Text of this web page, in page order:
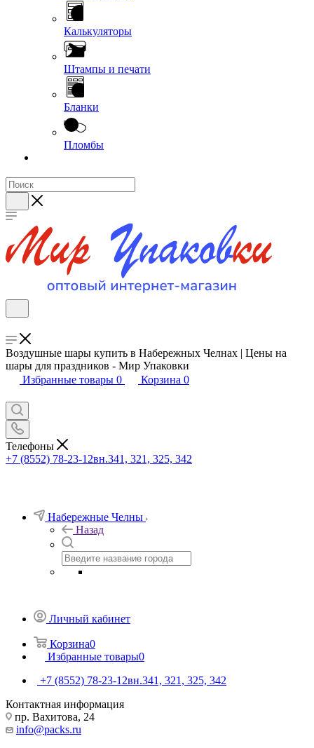
Калькуляторы
Штампы и печати
Бланки
Пломбы
Воздушные шары купить в Набережных Челнах | Цены на
шары для праздников - Мир Упаковки
Избранные товары 0 Корзина 0
Телефоны
+7 (8552) 78-23-12вн.341, 321, 325, 342
Набережные Челны
Назад
Личный кабинет
Корзина0
Избранные товары0
+7 (8552) 78-23-12вн.341, 321, 325, 342
Контактная информация
пр. Вахитова, 24
info@packs.ru